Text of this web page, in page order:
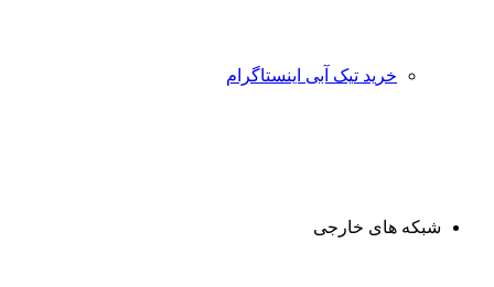
خرید تیک آبی اینستاگرام
شبکه های خارجی